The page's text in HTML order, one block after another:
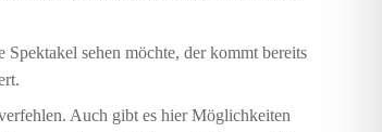
sehen möchte, der kommt bereits
Auch gibt es hier Möglichkeiten